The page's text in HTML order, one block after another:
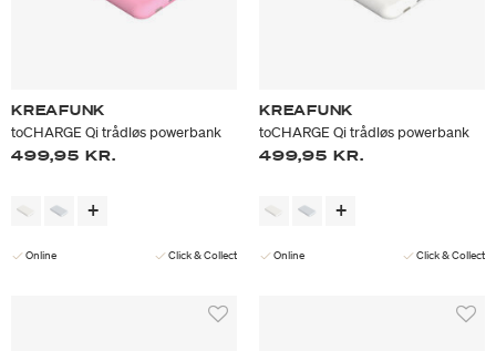
KREAFUNK
toCHARGE Qi trådløs powerbank
499,95 KR.
Online Click & Collect
KREAFUNK
toCHARGE Qi trådløs powerbank
499,95 KR.
Online Click & Collect